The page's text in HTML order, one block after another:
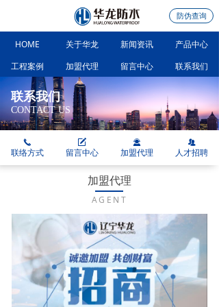
HOME 关于华龙 新闻资讯
产品中心
工程案例
加盟代理 留言中心 联系我们
防伪查询
联系我们
CONTACT US
加盟代理
AGENT
끅
联络方式
녁
留言中心
끤
加盟代理
뀡
人才招聘